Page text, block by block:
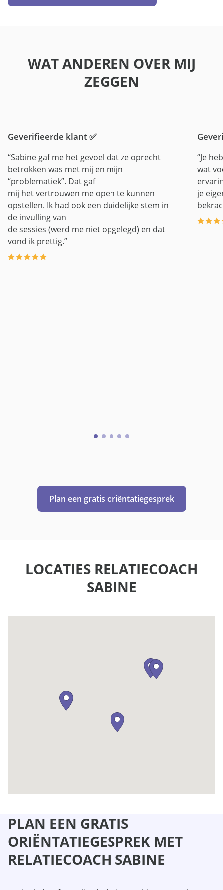
WAT ANDEREN OVER MIJ
ZEGGEN
Geverifieerde klant ✅
“Sabine gaf me het gevoel dat ze oprecht
betrokken was met mij en mijn
“problematiek”. Dat gaf
mij het vertrouwen me open te kunnen
opstellen. Ik had ook een duidelijke stem in
de invulling van
de sessies (werd me niet opgelegd) en dat
vond ik prettig.”
“Je
wat
je
Plan een gratis oriëntatiegesprek
LOCATIES RELATIECOACH
SABINE
PLAN EEN GRATIS
ORIËNTATIEGESPREK MET
RELATIECOACH SABINE